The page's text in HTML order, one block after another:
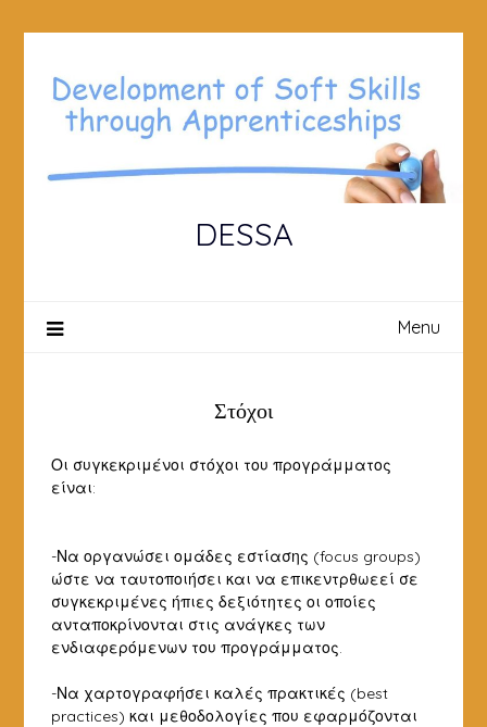
DESSA
Menu
Στόχοι
Οι συγκεκριμένοι στόχοι του προγράμματος
είναι:
-Να οργανώσει ομάδες εστίασης (focus groups)
ώστε να ταυτοποιήσει και να επικεντρθωεεί σε
συγκεκριμένες ήπιες δεξιότητες οι οποίες
ανταποκρίνονται στις ανάγκες των
ενδιαφερόμενων του προγράμματος.
-Να χαρτογραφήσει καλές πρακτικές (best
practices) και μεθοδολογίες που εφαρμόζονται